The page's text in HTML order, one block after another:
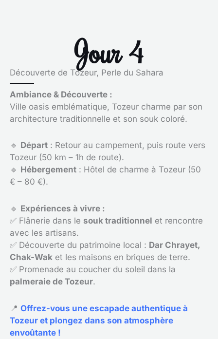
Jour 4
Découverte de Tozeur, Perle du Sahara
Ambiance & Découverte :
Ville oasis emblématique, Tozeur charme par son
architecture traditionnelle et son souk coloré.
🔹 Départ : Retour au campement, puis route vers
Tozeur (50 km – 1h de route).
🔹 Hébergement : Hôtel de charme à Tozeur (50
€ – 80 €).
🔹 Expériences à vivre :
✅ Flânerie dans le souk traditionnel et rencontre
avec les artisans.
✅ Découverte du patrimoine local : Dar Chrayet,
Chak-Wak et les maisons en briques de terre.
✅ Promenade au coucher du soleil dans la
palmeraie de Tozeur.
📍 Offrez-vous une escapade authentique à
Tozeur et plongez dans son atmosphère
envoûtante !